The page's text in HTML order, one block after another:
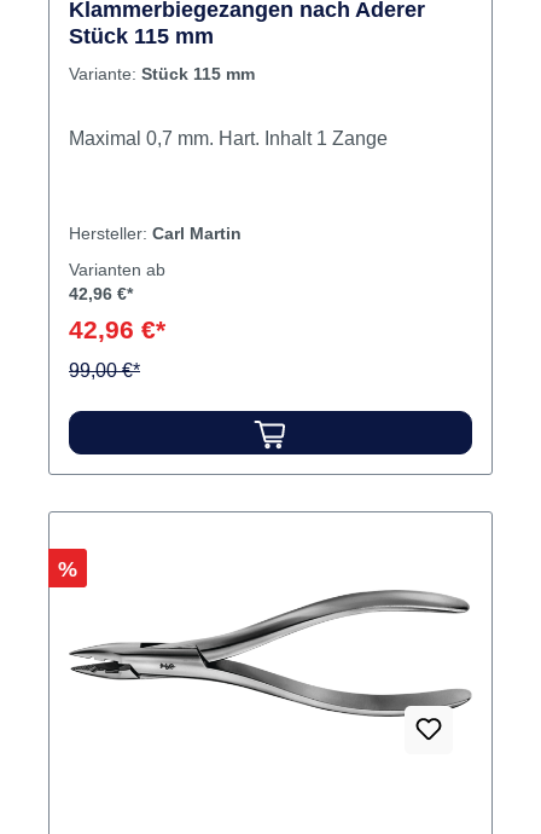
Klammerbiegezangen nach Aderer
Stück 115 mm
Variante: Stück 115 mm
Maximal 0,7 mm. Hart. Inhalt 1 Zange
Hersteller: Carl Martin
Varianten ab
42,96 €*
42,96 €*
99,00 €*
Rabatt
%